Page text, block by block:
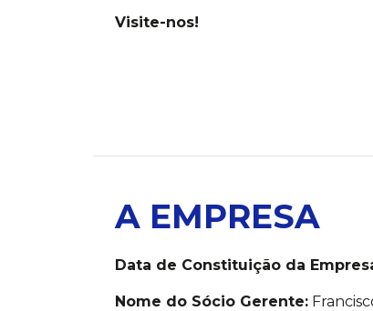
Visite-nos!
A EMPRESA
Data de Constituição da
Nome do Sócio Gerente: